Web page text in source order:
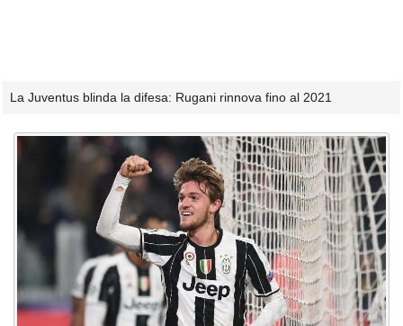
La Juventus blinda la difesa: Rugani rinnova fino al 2021